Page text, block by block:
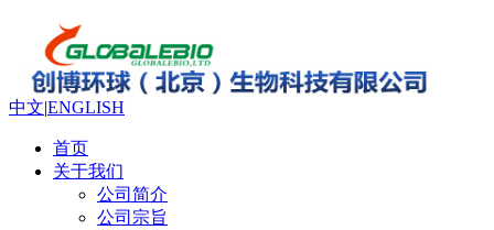
中文|ENGLISH
首页
关于我们
公司简介
公司宗旨